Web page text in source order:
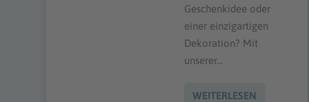
Geschenkidee oder
einer einzigartigen
Dekoration? Mit
unserer...
WEITERLESEN